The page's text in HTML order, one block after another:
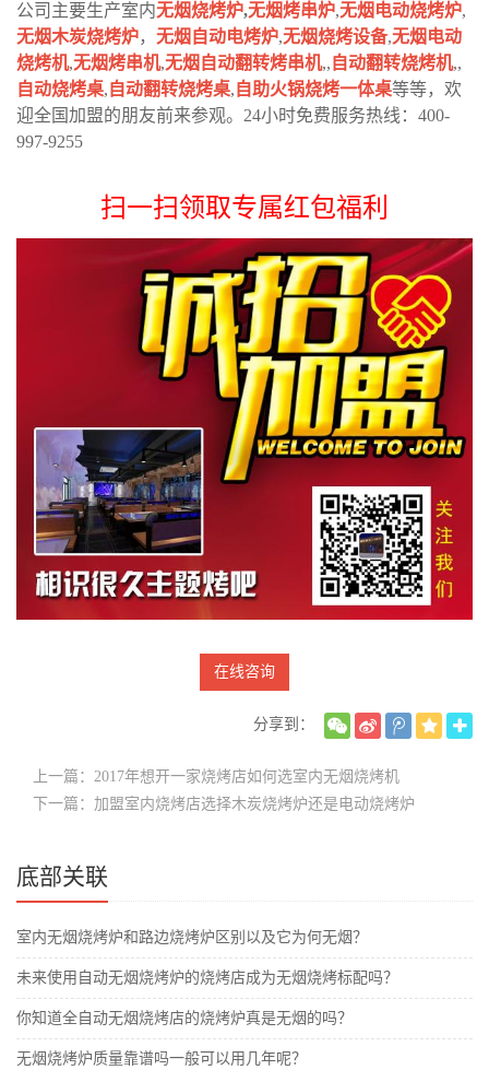
公司主要生产室内无烟烧烤炉,无烟烤串炉,无烟电动烧烤炉,
无烟木炭烧烤炉， 无烟自动电烤炉,无烟烧烤设备,无烟电动
烧烤机,无烟烤串机,无烟自动翻转烤串机,, 自动翻转烧烤机,,
自动烧烤桌, 自动翻转烧烤桌, 自助火锅烧烤一体桌等等，欢
迎全国加盟的朋友前来参观。24小时免费服务热线：400-
997-9255
扫一扫领取专属红包福利
在线咨询
分享到：
上一篇：2017年想开一家烧烤店如何选室内无烟烧烤机
下一篇：加盟室内烧烤店选择木炭烧烤炉还是电动烧烤炉
底部关联
室内无烟烧烤炉和路边烧烤炉区别以及它为何无烟？
未来使用自动无烟烧烤炉的烧烤店成为无烟烧烤标配吗？
你知道全自动无烟烧烤店的烧烤炉真是无烟的吗？
无烟烧烤炉质量靠谱吗一般可以用几年呢？